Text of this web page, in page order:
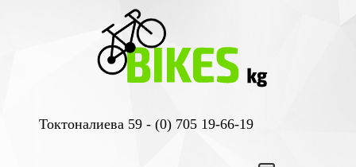
Токтоналиева 59 - (0) 705 19-66-19